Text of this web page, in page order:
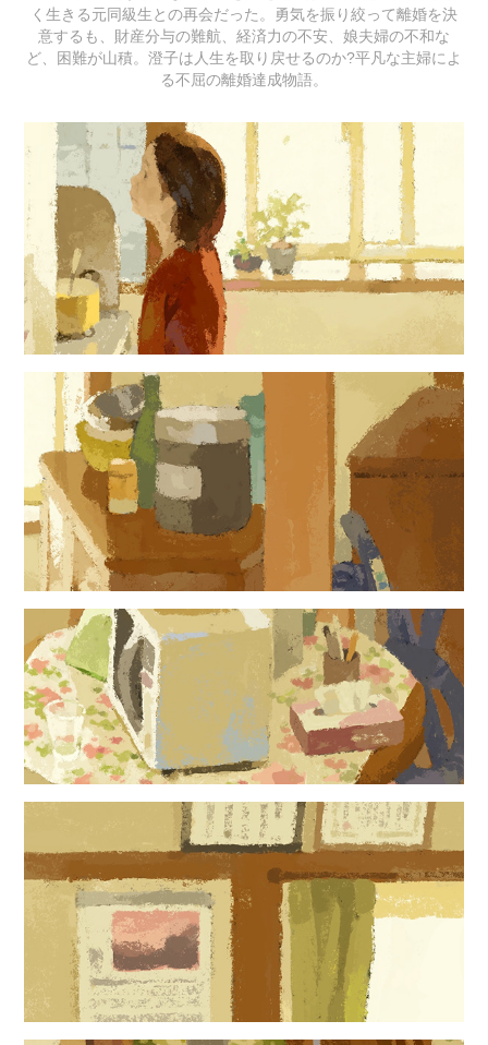
く生きる元同級生との再会だった。勇気を振り絞って離婚を決
意するも、財産分与の難航、経済力の不安、娘夫婦の不和な
ど、困難が山積。澄子は人生を取り戻せるのか?平凡な主婦によ
る不屈の離婚達成物語。